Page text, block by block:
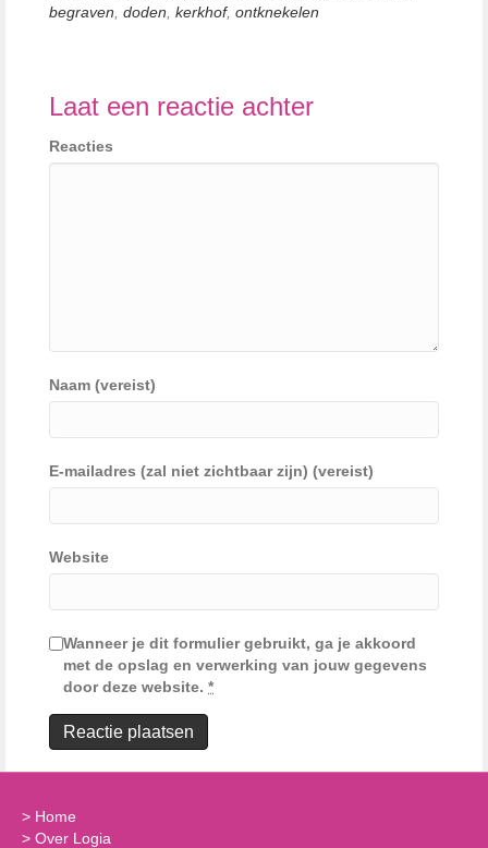
begraven doden kerkhof, ontknekelen
Laat een reactie achter
Reacties
Naam (vereist)
E-mailadres (zal niet zichtbaar zijn) (vereist)
Website
Wanneer je dit formulier gebruikt, ga je akkoord
met de opslag en verwerking van jouw gegevens
door deze website. *
> Home
> Over Logia